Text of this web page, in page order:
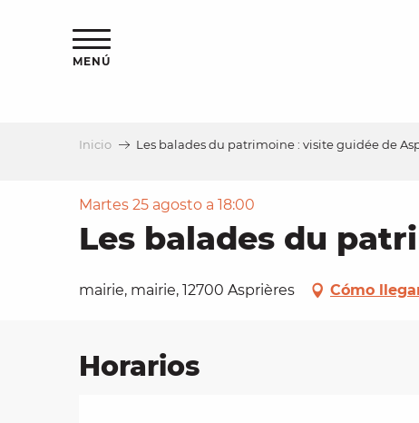
MENÚ
Inicio Les balades du patrimoine : visite guidée de
Martes 25 agosto a 18:00
Les balades du
mairie, mairie, 12700 Asprières Cómo
Horarios